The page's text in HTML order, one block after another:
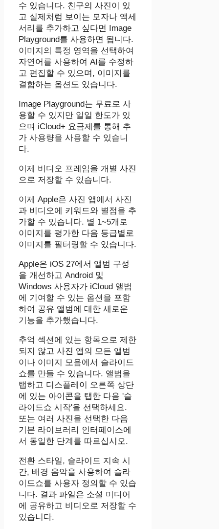
수 있습니다. 친구의 사진이 있
고 실제처럼 보이는 모자나 액세
서리를 추가하고 싶다면 ‌Image
Playground‌를 사용하면 됩니다.
이미지의 특정 영역을 선택하여
자연어를 사용하여 AI를 수정하
고 편집할 수 있으며, 이미지를
결합하는 옵션도 있습니다.
‌Image Playground‌는 무료로 사
용할 수 있지만 일일 한도가 있
으며 iCloud+ 요금제를 통해 추
가 사용량을 사용할 수 있습니
다.
이제 비디오 프레임을 개별 사진
으로 저장할 수 있습니다.
이제 Apple은 사진 앱에서 사진
과 비디오에 키워드와 별점을 추
가할 수 있습니다. 별 1~5개로
이미지를 평가한 다음 등급별로
이미지를 필터링할 수 있습니다.
Apple은 iOS 27에서 앨범 구성
을 개선하고 Android 및
Windows 사용자가 iCloud 앨범
에 기여할 수 있는 옵션을 포함
하여 공유 앨범에 대한 새로운
기능을 추가했습니다.
추억 섹션에 있는 항목으로 제한
되지 않고 ‌사진‌ 앱의 모든 앨범
이나 이미지 모음에서 슬라이드
쇼를 만들 수 있습니다. 앨범을
탭하고 디스플레이 오른쪽 상단
에 있는 아이콘을 탭한 다음 '슬
라이드쇼 시작'을 선택하세요.
또는 여러 사진을 선택한 다음
기본 라이브러리 인터페이스에
서 동일한 단계를 따르십시오.
전환 스타일, 슬라이드 지속 시
간, 배경 음악을 사용하여 슬라
이드쇼를 사용자 정의할 수 있습
니다. 결과 파일은 소셜 미디어
에 공유하고 비디오로 저장할 수
있습니다.